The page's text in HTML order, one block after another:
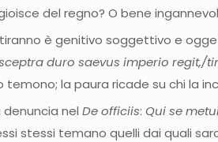
del regno? O bene
è genitivo soggettivo e
duro saevus imperio regit,/
la paura ricade su chi la
denuncia nelDe officiis:Qui se
stessi temano quelli dai quali